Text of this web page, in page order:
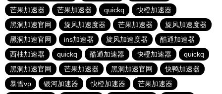
芒果加速器
芒果加速器 quickq
快橙加速器
黑洞加速官网
旋风加速度器 芒果加速器
旋风加速度器
黑洞加速官网
ins加速器 旋风加速度器
酷通加速器
西柚加速器
quickq 酷通加速器 快橙加速器
quickq
黑洞加速官网
芒果加速器 黑洞加速官网
快鸭加速器
暴雪vp
银河加速器 快橙加速器
芒果加速器